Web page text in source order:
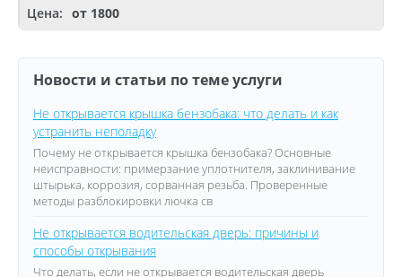
от 1800
Новости и статьи по теме услуги
Не открывается крышка бензобака: что делать и как
устранить неполадку
Почему не открывается крышка бензобака? Основные
неисправности: примерзание уплотнителя, заклинивание
штырька, коррозия, сорванная резьба. Проверенные
методы разблокировки лючка св
Не открывается водительская дверь: причины и
способы открывания
Что делать, если не открывается водительская дверь